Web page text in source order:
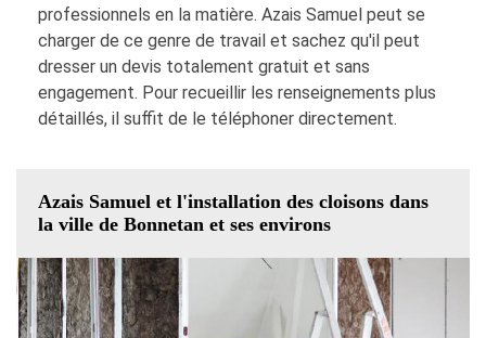
professionnels en la matière. Azais Samuel peut se
charger de ce genre de travail et sachez qu'il peut
dresser un devis totalement gratuit et sans
engagement. Pour recueillir les renseignements plus
détaillés, il suffit de le téléphoner directement.
Azais Samuel et l'installation des cloisons dans
la ville de Bonnetan et ses environs